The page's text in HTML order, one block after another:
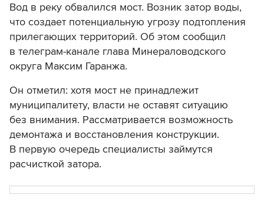
Вод в реку обвалился мост. Возник затор воды,
что создает потенциальную угрозу подтопления
прилегающих территорий. Об этом сообщил
в телеграм-канале глава Минераловодского
округа Максим Гаранжа.
Он отметил: хотя мост не принадлежит
муниципалитету, власти не оставят ситуацию
без внимания. Рассматривается возможность
демонтажа и восстановления конструкции.
В первую очередь специалисты займутся
расчисткой затора.